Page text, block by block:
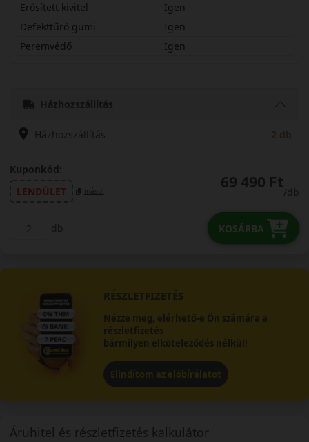
Erősített kivitel
Igen
Defekttűrő gumi
Igen
Peremvédő
Igen
Házhozszállítás
Házhozszállítás 2 db
Kuponkód:
LENDÜLET
másol 69 490 Ft
/db
db KOSÁRBA
RÉSZLETFIZETÉS
Nézze meg, elérhető-e Ön számára a
részletfizetés
bármilyen elköteleződés nélkül!
Elindítom az előbírálatot
Áruhitel és részletfizetés kalkulátor